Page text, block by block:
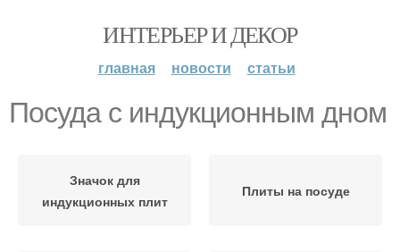
ИНТЕРЬЕР И ДЕКОР
главная новости статьи
Посуда с индукционным дном
Значок для
индукционных плит
Плиты на посуде